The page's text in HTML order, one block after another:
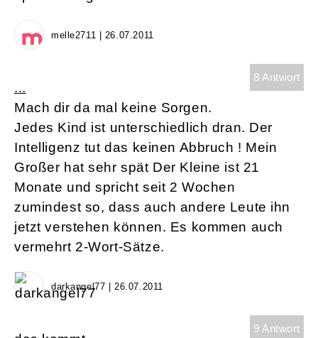
melle2711 | 26.07.2011
8 Antwort
...
Mach dir da mal keine Sorgen.
Jedes Kind ist unterschiedlich dran. Der
Intelligenz tut das keinen Abbruch ! Mein
Großer hat sehr spät Der Kleine ist 21
Monate und spricht seit 2 Wochen
zumindest so, dass auch andere Leute ihn
jetzt verstehen können. Es kommen auch
vermehrt 2-Wort-Sätze.
darkangel77 | 26.07.2011
9 Antwort